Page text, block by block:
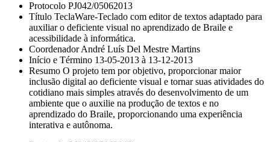
Protocolo PJ042/05062013
Título TeclaWare-Teclado com editor de textos adaptado para
auxiliar o deficiente visual no aprendizado de Braile e
acessibilidade à informática.
Coordenador André Luís Del Mestre Martins
Início e Término 13-05-2013 à 13-12-2013
Resumo O projeto tem por objetivo, proporcionar maior
inclusão digital ao deficiente visual e tornar suas atividades do
cotidiano mais simples através do desenvolvimento de um
ambiente que o auxilie na produção de textos e no
aprendizado do Braile, proporcionando uma experiência
interativa e autônoma.